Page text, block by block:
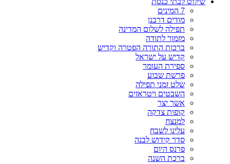
7 המינים
מודים דרבנן
תפילה לשלום המדינה
מזמור לתודה
ברכות התורה הפטרה וקדיש
קדיש על ישראל
ספירת העומר
פרשת שבוע
שלט זמני תפילה
השבטים ויטראזים
אשר יצר
קופות צדקה
למנצח
עלינו לשבח
סדר קידוש לבנה
פרנס היום
ברכת השנה